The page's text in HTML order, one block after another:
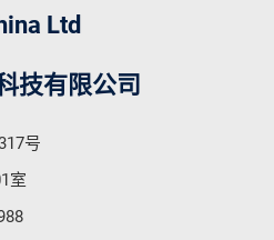
Ltd
技有限公司
号
室